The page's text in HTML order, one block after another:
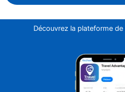
Découvrez la plateforme